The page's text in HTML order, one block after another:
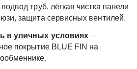
труб, лёгкая чистка панели
защита сервисных вентилей.
в уличных условиях —
покрытие BLUE FIN на